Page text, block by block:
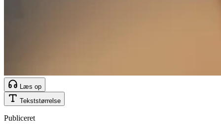
Læs op
Tekststørrelse
Publiceret